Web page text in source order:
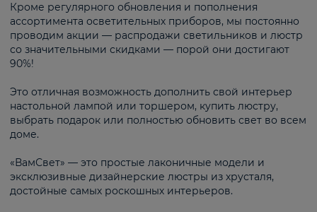
Кроме регулярного обновления и пополнения
ассортимента осветительных приборов, мы постоянно
проводим акции — распродажи светильников и люстр
со значительными скидками — порой они достигают
90%!
Это отличная возможность дополнить свой интерьер
настольной лампой или торшером, купить люстру,
выбрать подарок или полностью обновить свет во всем
доме.
«ВамСвет» — это простые лаконичные модели и
эксклюзивные дизайнерские люстры из хрусталя,
достойные самых роскошных интерьеров.